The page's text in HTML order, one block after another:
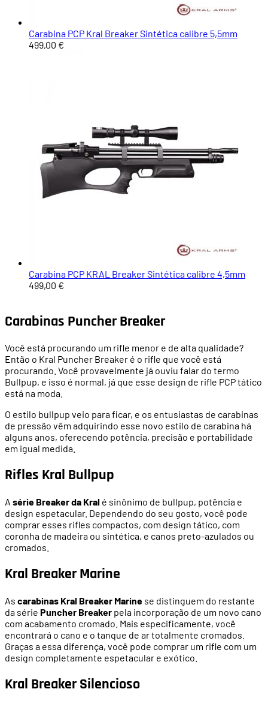
Carabina PCP Kral Breaker Sintética calibre 5,5mm
499,00 €
Carabina PCP KRAL Breaker Sintética calibre 4,5mm
499,00 €
Carabinas Puncher Breaker
Você está procurando um rifle menor e de alta qualidade?
Então o Kral Puncher Breaker é o rifle que você está
procurando. Você provavelmente já ouviu falar do termo
Bullpup, e isso é normal, já que esse design de rifle PCP tático
está na moda.
O estilo bullpup veio para ficar, e os entusiastas de carabinas
de pressão vêm adquirindo esse novo estilo de carabina há
alguns anos, oferecendo potência, precisão e portabilidade
em igual medida.
Rifles Kral Bullpup
A série Breaker da Kral é sinônimo de bullpup, potência e
design espetacular. Dependendo do seu gosto, você pode
comprar esses rifles compactos, com design tático, com
coronha de madeira ou sintética, e canos preto-azulados ou
cromados.
Kral Breaker Marine
As carabinas Kral Breaker Marine se distinguem do restante
da série Puncher Breaker pela incorporação de um novo cano
com acabamento cromado. Mais especificamente, você
encontrará o cano e o tanque de ar totalmente cromados.
Graças a essa diferença, você pode comprar um rifle com um
design completamente espetacular e exótico.
Kral Breaker Silencioso